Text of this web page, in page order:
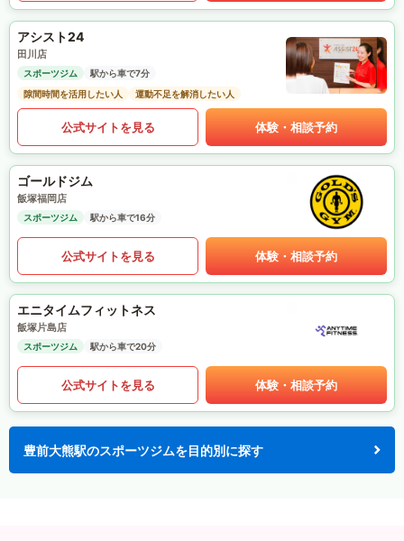
アシスト24
田川店
スポーツジム
駅から車で7分
隙間時間を活用したい人
運動不足を解消したい人
公式サイトを見る 体験・相談予約
ゴールドジム
飯塚福岡店
スポーツジム 駅から車で16分
公式サイトを見る 体験・相談予約
エニタイムフィットネス
飯塚片島店
スポーツジム 駅から車で20分
公式サイトを見る 体験・相談予約
豊前大熊駅のスポーツジムを目的別に探す